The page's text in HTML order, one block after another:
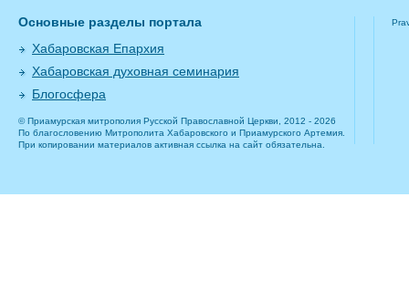
Основные разделы портала
Хабаровская Епархия
Хабаровская духовная семинария
Блогосфера
© Приамурская митрополия Русской Православной Церкви, 2012 - 2026
По благословению Митрополита Хабаровского и Приамурского Артемия.
При копировании материалов активная ссылка на сайт обязательна.